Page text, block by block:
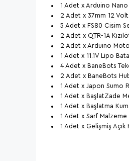
1 Adet x Arduino Nano
2 Adet x 37mm 12
5 Adet x FS80 Cisim
2 Adet x QTR-1A
2 Adet x Arduino
1 Adet x 11.1V Lipo
4 Adet x BaneBots
2 Adet x BaneBots
1 Adet x Japon Sumo
1 Adet x BaşlatZade
1 Adet x Başlatma
1 Adet x Sarf
1 Adet x Gelişmiş Açık